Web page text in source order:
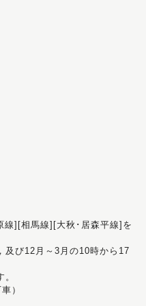
線][相馬線][大秋･居森平線]を
び12月～3月の10時から17
）